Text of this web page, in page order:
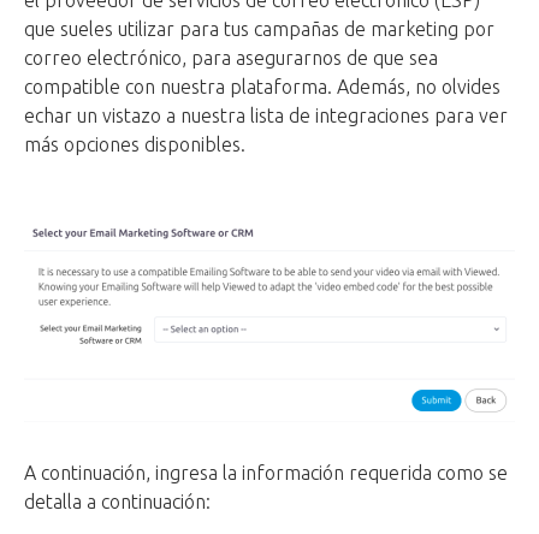
que sueles utilizar para tus campañas de marketing por
correo electrónico, para asegurarnos de que sea
compatible con nuestra plataforma. Además, no olvides
echar un vistazo a nuestra lista de integraciones para ver
más opciones disponibles.
A continuación, ingresa la información requerida como se
detalla a continuación: